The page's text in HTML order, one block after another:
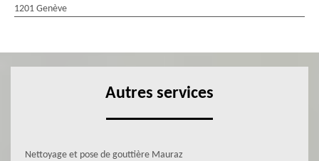
1201 Genève
Autres services
Nettoyage et pose de gouttière Mauraz